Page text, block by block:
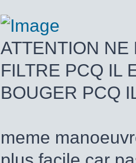
ATTENTION NE
FILTRE PCQ IL
BOUGER PCQ
meme